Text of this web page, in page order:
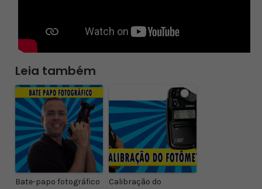
Leia também
Bate-papo fotográfico
Calibração do